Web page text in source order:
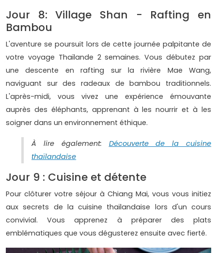
Jour 8: Village Shan - Rafting en
Bambou
L'aventure se poursuit lors de cette journée palpitante de
votre voyage Thaïlande 2 semaines. Vous débutez par
une descente en rafting sur la rivière Mae Wang,
naviguant sur des radeaux de bambou traditionnels.
L'après-midi, vous vivez une expérience émouvante
auprès des éléphants, apprenant à les nourrir et à les
soigner dans un environnement éthique.
À lire également: Découverte de la cuisine
thaïlandaise
Jour 9 : Cuisine et détente
Pour clôturer votre séjour à Chiang Mai, vous vous initiez
aux secrets de la cuisine thaïlandaise lors d'un cours
convivial. Vous apprenez à préparer des plats
emblématiques que vous dégusterez ensuite avec fierté.